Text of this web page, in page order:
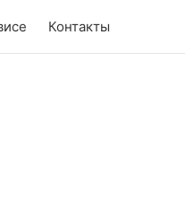
Контакты